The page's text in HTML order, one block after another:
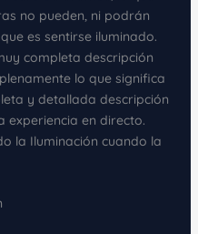
no pueden, ni podrán
es sentirse iluminado.
completa descripción
lo que significa
y detallada descripción
experiencia en directo.
la Iluminación cuando la